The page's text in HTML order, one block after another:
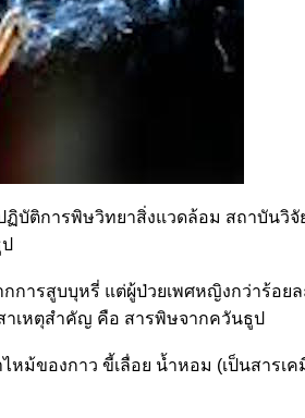
บัติการพิษวิทยาสิ่งแวดล้อม สถาบันวิ
การสูบบุหรี่ แต่ผู้ป่วยเพศหญิงกว่าร้อยล
าเหตุสำคัญ คือ สารพิษจากควันธูป
หม้ของกาว ขี้เลื่อย น้ำหอม (เป็นสารเค